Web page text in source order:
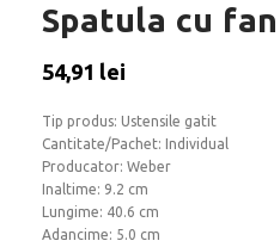
Spatula cu
54,91 lei
Tip produs: Ustensile gatit
Cantitate/Pachet: Individual
Producator: Weber
Inaltime: 9.2 cm
Lungime: 40.6 cm
Adancime: 5.0 cm